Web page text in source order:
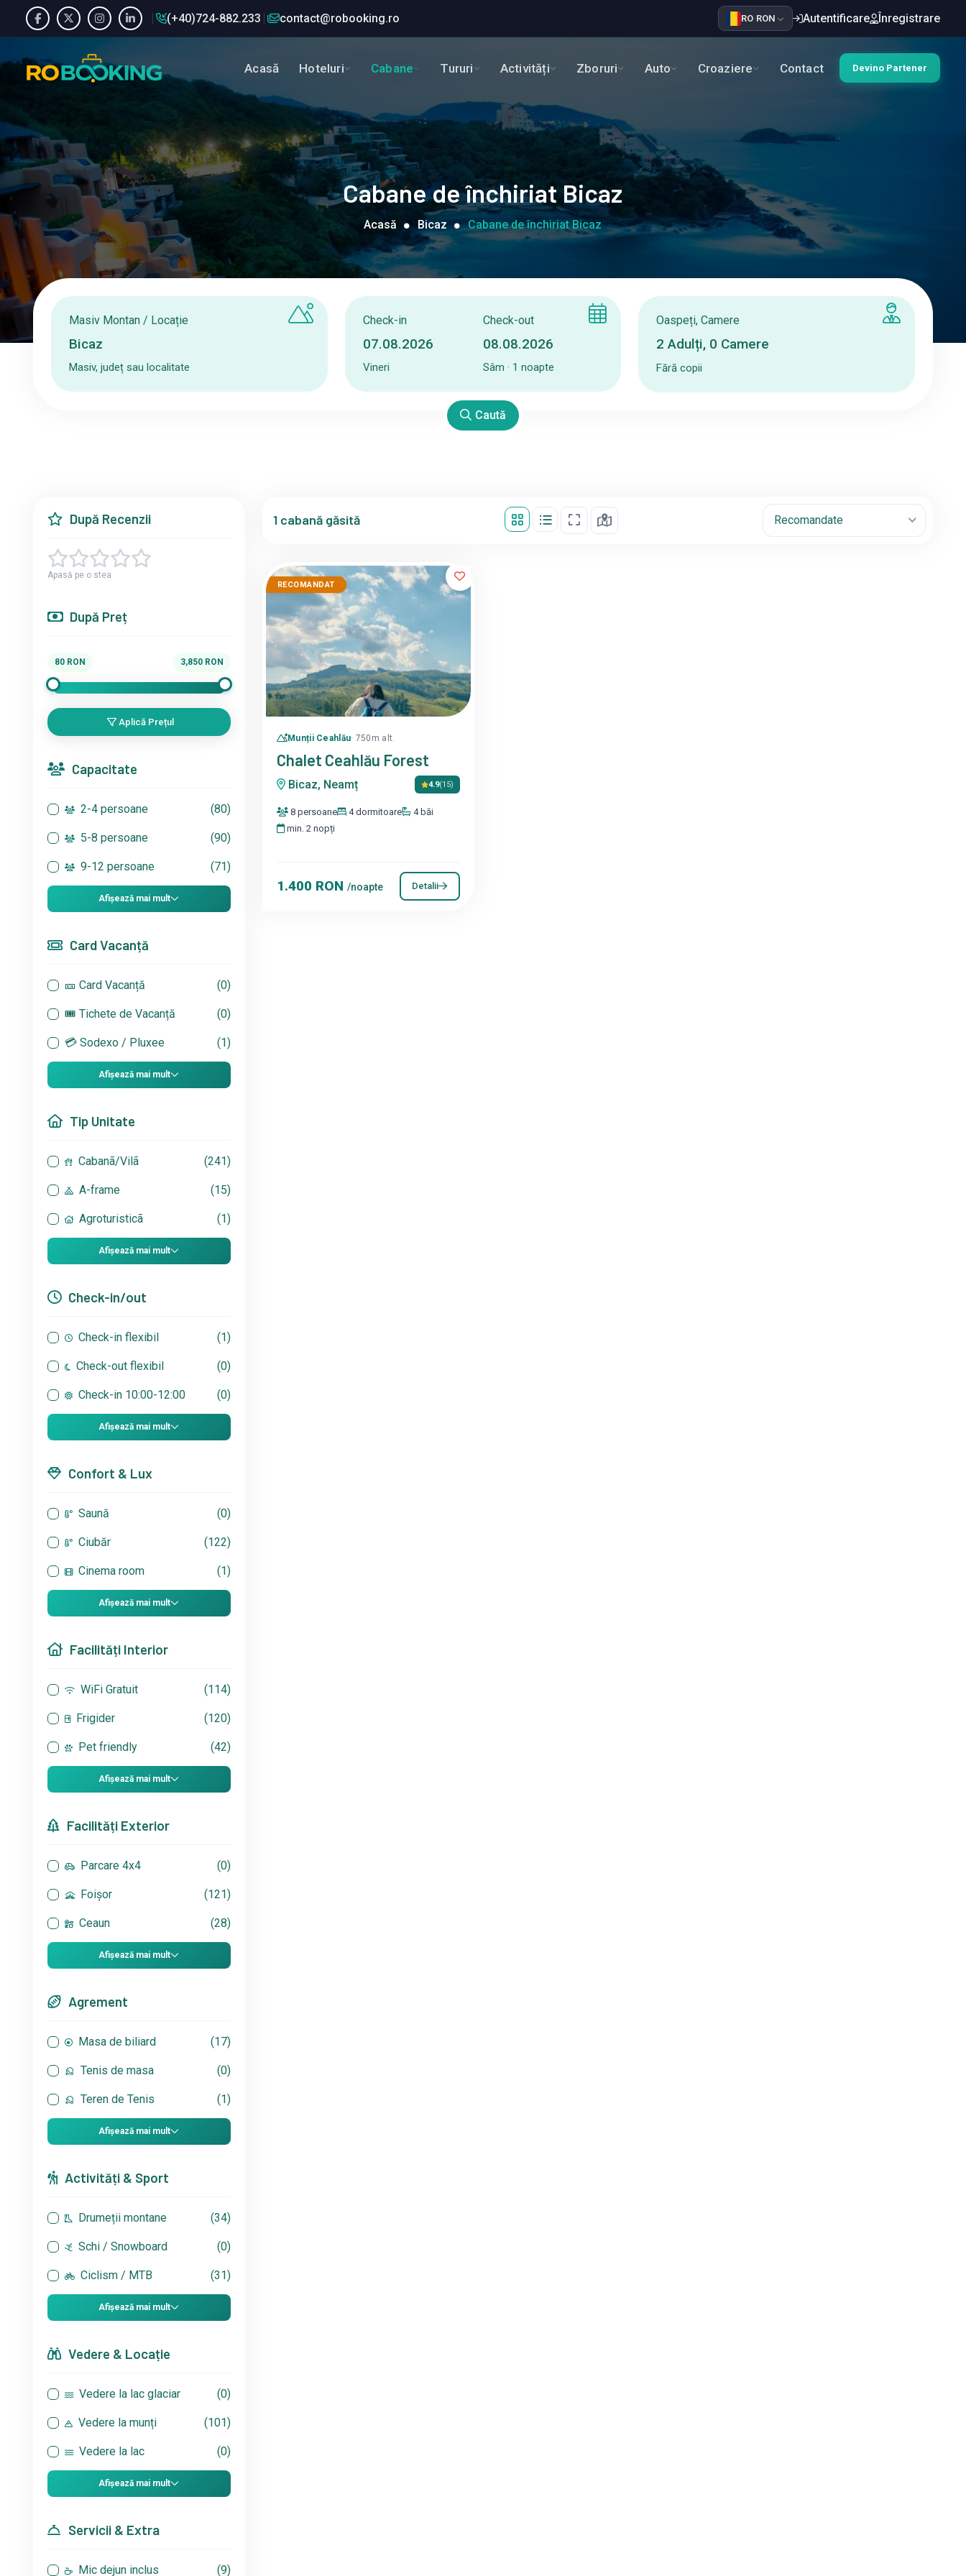
(+40)724-882.233 contact@robooking.ro RO·RON Autentificare Înregistrare
Acasă Hoteluri Cabane Tururi Activități Zboruri Auto Croaziere Contact Devino Partener
Cabane de închiriat Bicaz
Acasă Bicaz Cabane de închiriat Bicaz
Masiv Montan / Locație
Masiv, județ sau localitate
Check-in
Vineri
Check-out
Sâm · 1 noapte
Oaspeți, Camere
2 Adulți, 0 Camere
Fără copii
Caută
După Recenzii
Apasă pe o stea
După Preț
80RON 3,850RON
Aplică Prețul
Capacitate
2-4 persoane (80)
5-8 persoane (90)
9-12 persoane (71)
Afișează mai mult
Card Vacanță
🎫 Card Vacanță (0)
🎟 Tichete de Vacanță (0)
💳 Sodexo / Pluxee (1)
Afișează mai mult
Tip Unitate
Cabanã/Vilã (241)
A-frame (15)
Agroturisticã (1)
Afișează mai mult
Check-in/out
Check-in flexibil (1)
Check-out flexibil (0)
Check-in 10:00-12:00 (0)
Afișează mai mult
Confort & Lux
Saună (0)
Ciubăr (122)
Cinema room (1)
Afișează mai mult
Facilități Interior
WiFi Gratuit (114)
Frigider (120)
Pet friendly (42)
Afișează mai mult
Facilități Exterior
Parcare 4x4 (0)
Foișor (121)
Ceaun (28)
Afișează mai mult
Agrement
Masa de biliard (17)
Tenis de masa (0)
Teren de Tenis (1)
Afișează mai mult
Activități & Sport
Drumeții montane (34)
Schi / Snowboard (0)
Ciclism / MTB (31)
Afișează mai mult
Vedere & Locație
Vedere la lac glaciar (0)
Vedere la munți (101)
Vedere la lac (0)
Afișează mai mult
Servicii & Extra
Mic dejun inclus (9)
1 cabană găsită Recomandate
RECOMANDAT
Munții Ceahlău· 750m alt.
Chalet Ceahlău Forest
Bicaz, Neamț 4.9(15)
8 persoane 4 dormitoare
4 băi
min. 2 nopți
1.400 RON /noapte Detalii